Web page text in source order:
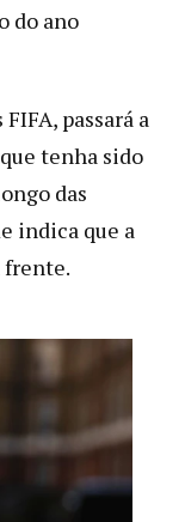
do ano
passará a
tenha sido
das
indica que a
frente.